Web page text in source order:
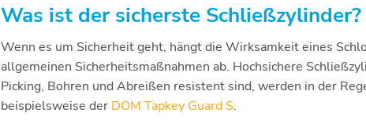
Was ist der sicherste Schließzylinder?
Wenn es um Sicherheit geht, hängt die Wirksamkeit eines
allgemeinen Sicherheitsmaßnahmen ab. Hochsichere
Picking, Bohren und Abreißen resistent sind, werden in der
beispielsweise der DOM Tapkey Guard S.